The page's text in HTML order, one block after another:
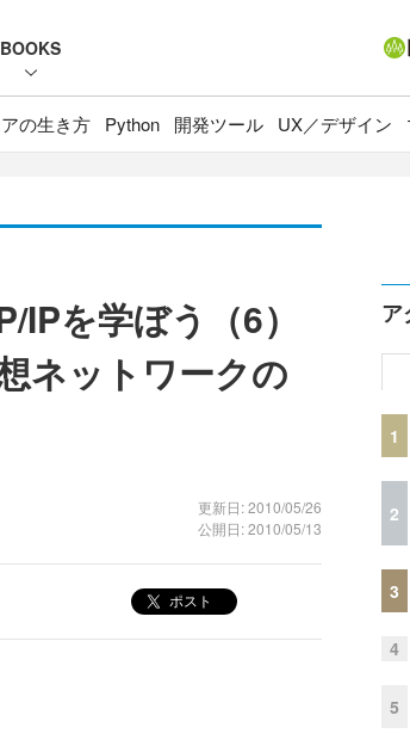
BOOKS
の生き方 Python 開発ツール UX／デザイン
を学ぼう（6）
ネットワークの
更新日: 2010/05/26
公開日: 2010/05/13
ポスト
ア
1
2
3
4
5